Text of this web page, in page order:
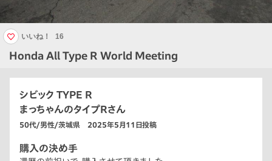
Honda All Type R World Meeting
いいね！ 16
シビック TYPE R
まっちゃんのタイプRさん
50代/男性/茨城県 2025年5月11日投稿
購入の決め手